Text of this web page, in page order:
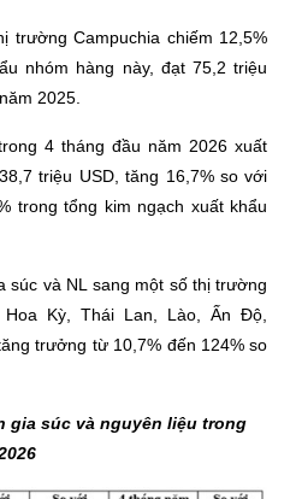
trường Campuchia chiếm 12,5%
nhóm hàng này, đạt 75,2 triệu
2025.
4 tháng đầu năm 2026 xuất
triệu USD, tăng 16,7% so với
trong tổng kim ngạch xuất khẩu
súc và NL sang một số thị trường
Kỳ, Thái Lan, Lào, Ấn Độ,
trưởng từ 10,7% đến 124% so
gia súc và nguyên liệu trong